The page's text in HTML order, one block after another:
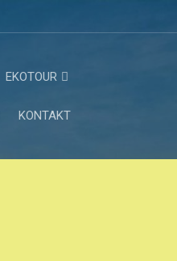
EKOTOUR
KONTAKT